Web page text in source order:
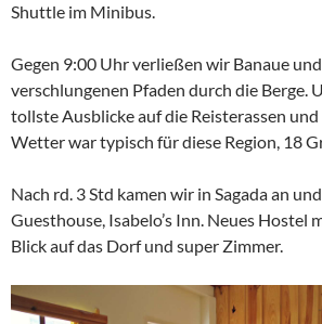
Shuttle im Minibus.
Gegen 9:00 Uhr verließen wir Banaue
verschlungenen Pfaden durch die Berge.
tollste Ausblicke auf die Reisterassen
Wetter war typisch für diese Region, 18
Nach rd. 3 Std kamen wir in Sagada an
Guesthouse, Isabelo’s Inn. Neues Hostel
Blick auf das Dorf und super Zimmer.